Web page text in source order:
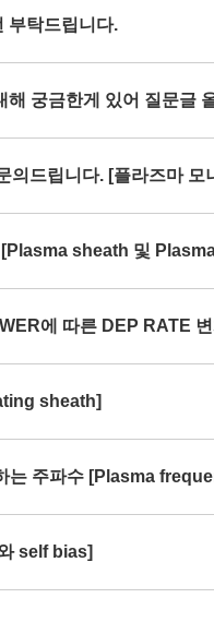
부탁드립니다.
궁금한게 있어 질문글
드립니다. [플라즈마 모
[Plasma sheath 및
에 따른 DEP RATE
sheath]
는 주파수 [Plasma
self bias]